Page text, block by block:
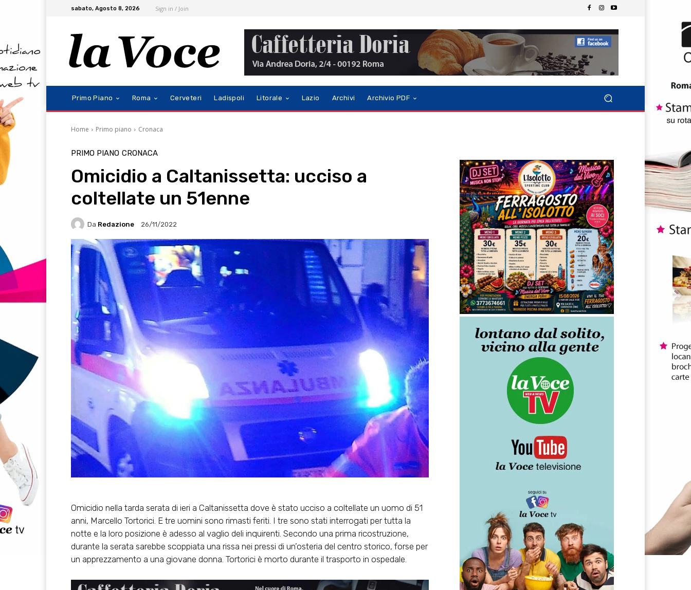
sabato, Agosto 8, 2026 Sign in / Join
Primo Piano Roma Cerveteri Ladispoli Litorale Lazio Archivi Archivio PDF
Home Primo piano Cronaca
PRIMO PIANO CRONACA
Omicidio a Caltanissetta: ucciso a
coltellate un 51enne
Da Redazione 26/11/2022
Omicidio nella tarda serata di ieri a Caltanissetta dove è stato ucciso a coltellate un uomo di 51
anni, Marcello Tortorici. E tre uomini sono rimasti feriti. I tre sono stati interrogati per tutta la
notte e la loro posizione è adesso al vaglio deli inquirenti. Secondo una prima ricostruzione,
durante la serata sarebbe scoppiata una rissa nei pressi di un’osteria del centro storico, forse per
un apprezzamento a una giovane donna. Tortorici è morto durante il trasporto in ospedale.